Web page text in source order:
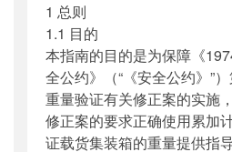
1 总则
1.1 目的
本指南的目的是为保障《
全公约》（“《安全公约》”
重量验证有关修正案的实施
修正案的要求正确使用累加
证载货集装箱的重量提供指导